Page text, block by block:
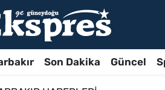
Son Dakika Güncel